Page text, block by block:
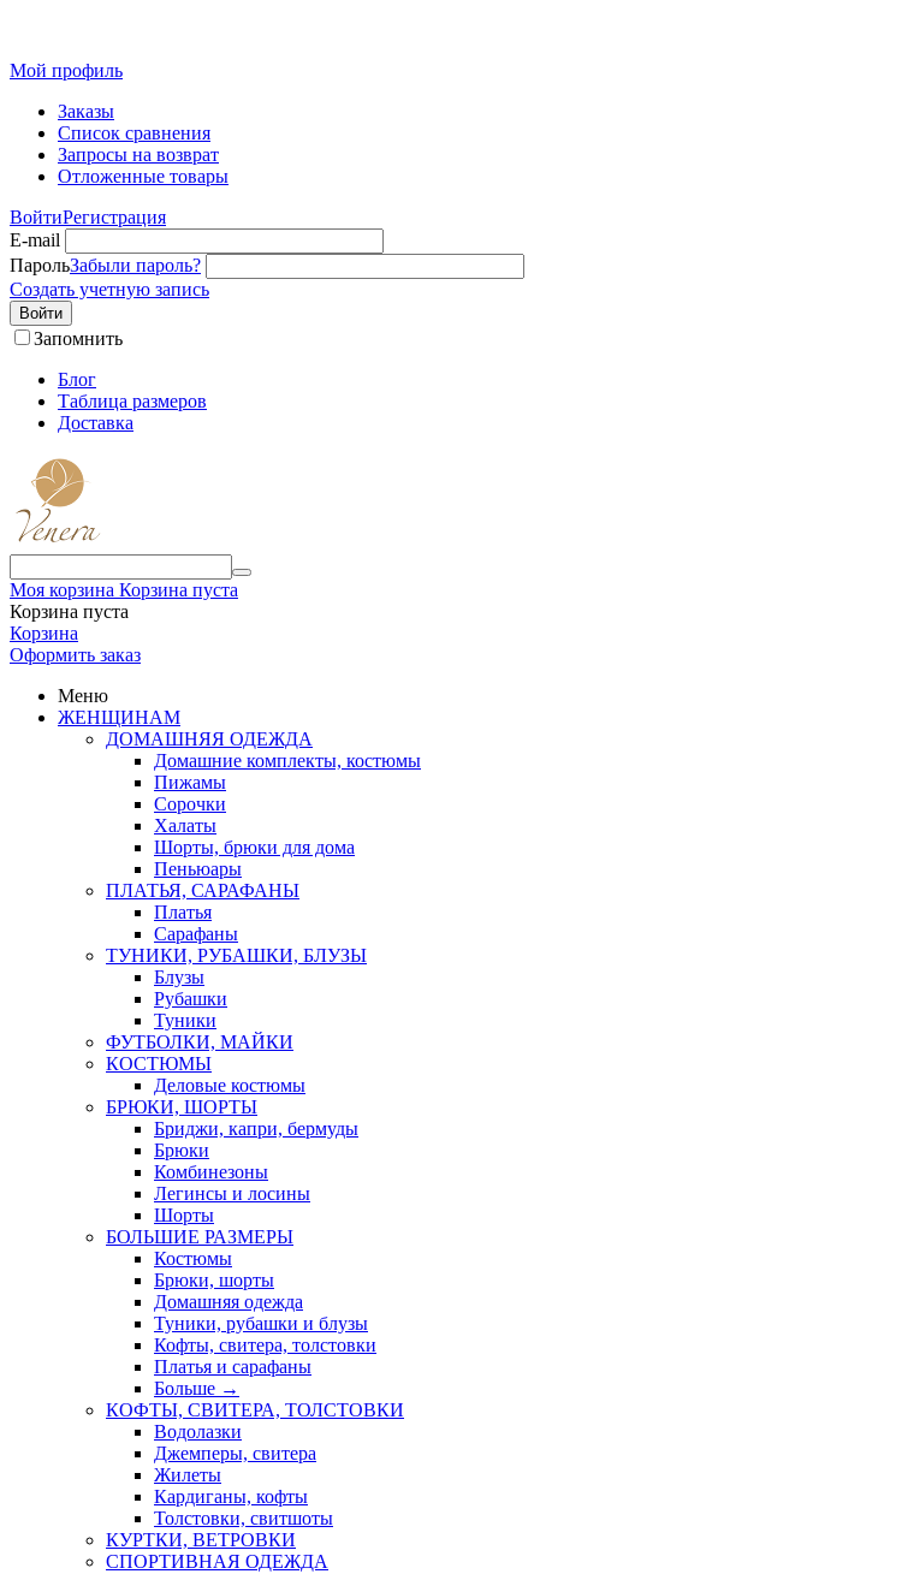
Мой профиль
Заказы
Список сравнения
Запросы на возврат
Отложенные товары
ВойтиРегистрация
E-mail
ПарольЗабыли пароль?
Создать учетную запись
Войти
Запомнить
Блог
Таблица размеров
Доставка
Моя корзина Корзина пуста
Корзина пуста
Корзина
Оформить заказ
Меню
ЖЕНЩИНАМ
ДОМАШНЯЯ ОДЕЖДА
Домашние комплекты, костюмы
Пижамы
Сорочки
Халаты
Шорты, брюки для дома
Пеньюары
ПЛАТЬЯ, САРАФАНЫ
Платья
Сарафаны
ТУНИКИ, РУБАШКИ, БЛУЗЫ
Блузы
Рубашки
Туники
ФУТБОЛКИ, МАЙКИ
КОСТЮМЫ
Деловые костюмы
БРЮКИ, ШОРТЫ
Бриджи, капри, бермуды
Брюки
Комбинезоны
Легинсы и лосины
Шорты
БОЛЬШИЕ РАЗМЕРЫ
Костюмы
Брюки, шорты
Домашняя одежда
Туники, рубашки и блузы
Кофты, свитера, толстовки
Платья и сарафаны
Больше →
КОФТЫ, СВИТЕРА, ТОЛСТОВКИ
Водолазки
Джемперы, свитера
Жилеты
Кардиганы, кофты
Толстовки, свитшоты
КУРТКИ, ВЕТРОВКИ
СПОРТИВНАЯ ОДЕЖДА